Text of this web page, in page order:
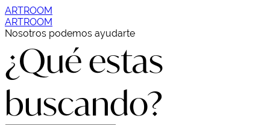
ARTROOM
ARTROOM
Nosotros podemos ayudarte
¿Qué estas
buscando?